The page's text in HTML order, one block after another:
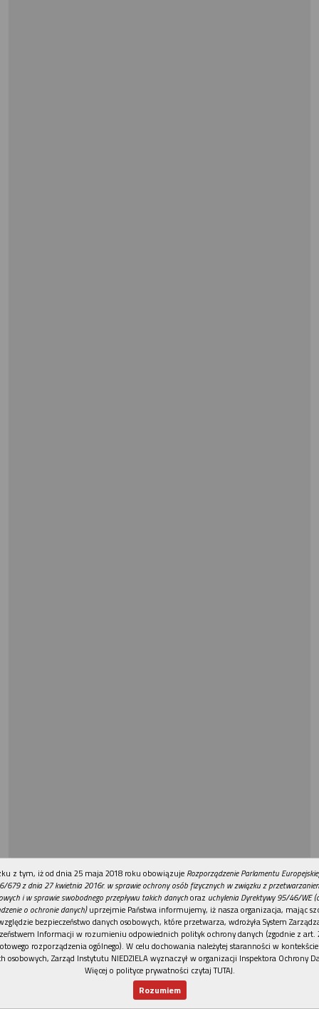
REKLAMA
z tym, iż od dnia 25 maja 2018 roku obowiązuje Rozporządzenie Parlamentu
679 z dnia 27 kwietnia 2016r. w sprawie ochrony osób fizycznych w związku z
i w sprawie swobodnego przepływu takich danychoraz uchylenia Dyrektywy 95/46/WE
o ochronie danych)uprzejmie Państwa informujemy, iż nasza organizacja, mając
bezpieczeństwo danych osobowych, które przetwarza, wdrożyła System
Informacji w rozumieniu odpowiednich polityk ochrony danych (zgodnie z art.
rozporządzenia ogólnego). W celu dochowania należytej staranności w
osobowych, Zarząd Instytutu NIEDZIELA wyznaczył w organizacji Inspektora Ochrony
Więcej o polityce prywatności czytaj TUTAJ.
Rozumiem